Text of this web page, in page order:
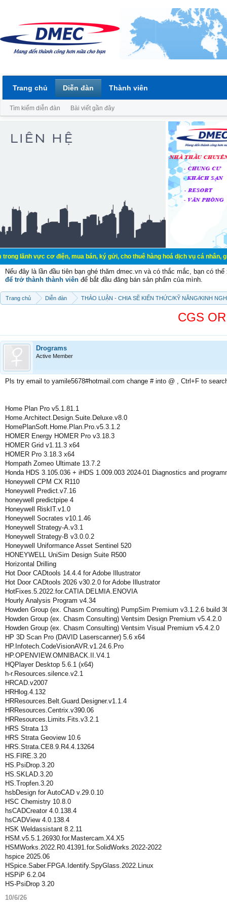
cơ điện, mua bán, ký gửi, cho thuê hàng hoá dịch vụ cá nhân, gia đình.
Nếu đây là lần đầu tiên bạn ghé thăm dmec.vn và có thắc mắc, bạn có
để trở thành thành viên để bắt đầu đăng bán sản phẩm của mình.
Trang chủ Diễn đàn THẢO LUẬN - CHIA SẼ KIẾN THỨC/KỸ NĂNG/KINH
CGS
Drograms
Active Member
Pls try email to yamile5678#hotmail.com change # into @ , Ctrl+F to
Home Plan Pro v5.1.81.1
Home.Architect.Design.Suite.Deluxe.v8.0
HomePlanSoft.Home.Plan.Pro.v5.3.1.2
HOMER Energy HOMER Pro v3.18.3
HOMER Grid v1.11.3 x64
HOMER Pro 3.18.3 x64
Hompath Zomeo Ultimate 13.7.2
Honda HDS 3.105.036 + iHDS 1.009.003 2024-01 Diagnostics and
Honeywell CPM CX R110
Honeywell Predict.v7.16
honeywell predictpipe 4
Honeywell RiskIT.v1.0
Honeywell Socrates v10.1.46
Honeywell Strategy-A.v3.1
Honeywell Strategy-B v3.0.0.2
Honeywell Uniformance Asset Sentinel 520
HONEYWELL UniSim Design Suite R500
Horizontal Drilling
Hot Door CADtools 14.4.4 for Adobe Illustrator
Hot Door CADtools 2026 v30.2.0 for Adobe Illustrator
HotFixes.5.2022.for.CATIA.DELMIA.ENOVIA
Hourly Analysis Program v4.34
Howden Group (ex. Chasm Consulting) PumpSim Premium v3.1.2.6 build
Howden Group (ex. Chasm Consulting) Ventsim Design Premium v5.4.2.0
Howden Group (ex. Chasm Consulting) Ventsim Visual Premium v5.4.2.0
HP 3D Scan Pro (DAVID Laserscanner) 5.6 x64
HP.Infotech.CodeVisionAVR.v1.24.6.Pro
HP.OPENVIEW.OMNIBACK.II.V4.1
HQPlayer Desktop 5.6.1 (x64)
h-r.Resources.silence.v2.1
HRCAD.v2007
HRHlog.4.132
HRResources.Belt.Guard.Designer.v1.1.4
HRResources.Centrix.v390.06
HRResources.Limits.Fits.v3.2.1
HRS Strata 13
HRS Strata Geoview 10.6
HRS.Strata.CE8.9.R4.4.13264
HS.FIRE.3.20
HS.PsiDrop.3.20
HS.SKLAD.3.20
HS.Tropfen.3.20
hsbDesign for AutoCAD v.29.0.10
HSC Chemistry 10.8.0
hsCADCreator 4.0.138.4
hsCADView 4.0.138.4
HSK Weldassistant 8.2.11
HSM.v5.5.1.26930.for.Mastercam.X4.X5
HSMWorks.2022.R0.41391.for.SolidWorks.2022-2022
hspice 2025.06
HSpice.Saber.FPGA.Identify.SpyGlass.2022.Linux
HSPiP 6.2.04
HS-PsiDrop 3.20
10/6/26
Trang chủ Diễn đàn
Tìm kiếm diễn đàn Bài viết gần đây
Thành viên